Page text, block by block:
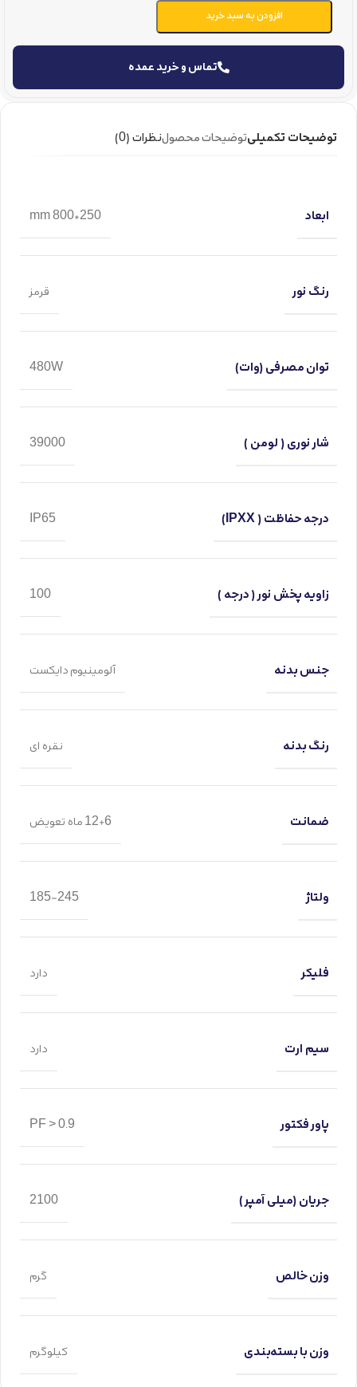
افزودن به سبد خرید
تماس و خرید عمده
توضیحات تکمیلیتوضیحات محصولنظرات (0)
ابعاد 250*800 mm
رنگ نور قرمز
توان مصرفی (وات) 480W
شار نوری ( لومن ) 39000
درجه حفاظت ( IPXX) IP65
زاویه پخش نور ( درجه ) 100
جنس بدنه آلومینیوم دایکست
رنگ بدنه نقره ای
ضمانت 12+6 ماه تعویض
ولتاژ 185-245
فلیکر دارد
سیم ارت دارد
پاور فکتور PF > 0.9
جریان (میلی آمپر) 2100
وزن خالص گرم
وزن با بسته‌بندی کیلوگرم